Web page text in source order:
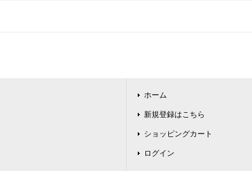
ホーム
新規登録はこちら
ショッピングカート
ログイン